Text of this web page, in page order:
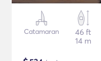
Catamaran
46 ft
14 m